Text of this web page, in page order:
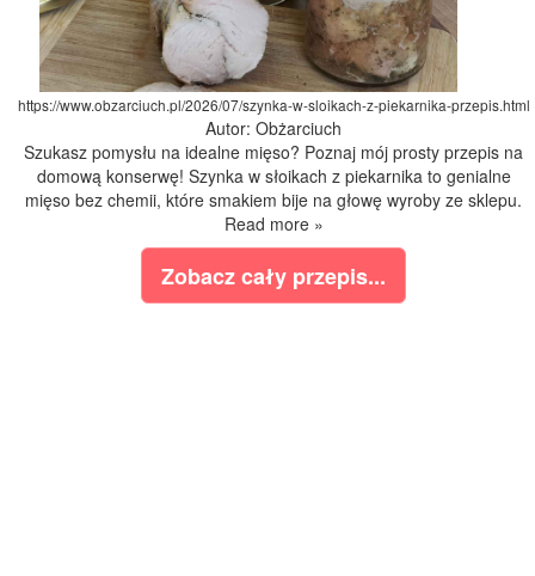
https://www.obzarciuch.pl/2026/07/szynka-w-sloikach-z-piekarnika-przepis.html
Autor: Obżarciuch
Szukasz pomysłu na idealne mięso? Poznaj mój prosty przepis na
domową konserwę! Szynka w słoikach z piekarnika to genialne
mięso bez chemii, które smakiem bije na głowę wyroby ze sklepu.
Read more »
Zobacz cały przepis...